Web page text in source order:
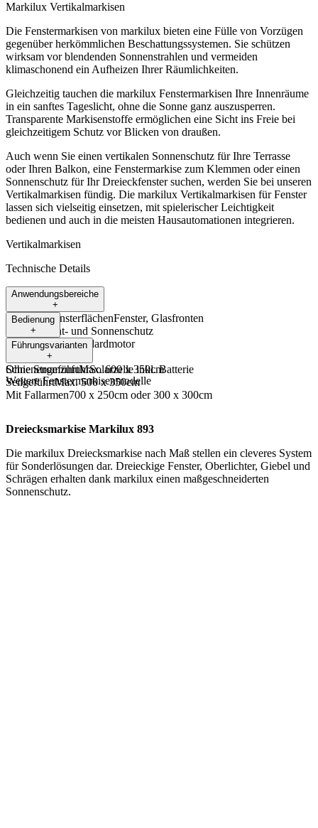
Markilux Vertikalmarkisen
Die Fenstermarkisen von markilux bieten eine Fülle von Vorzügen
gegenüber herkömmlichen Beschattungssystemen. Sie schützen
wirksam vor blendenden Sonnenstrahlen und vermeiden
klimaschonend ein Aufheizen Ihrer Räumlichkeiten.
Gleichzeitig tauchen die markilux Fenstermarkisen Ihre Innenräume
in ein sanftes Tageslicht, ohne die Sonne ganz auszusperren.
Transparente Markisenstoffe ermöglichen eine Sicht ins Freie bei
gleichzeitigem Schutz vor Blicken von draußen.
Auch wenn Sie einen vertikalen Sonnenschutz für Ihre Terrasse
oder Ihren Balkon, eine Fenstermarkise zum Klemmen oder einen
Sonnenschutz für Ihr Dreieckfenster suchen, werden Sie bei unseren
Vertikalmarkisen fündig. Die markilux Vertikalmarkisen für Fenster
lassen sich vielseitig einsetzen, mit spielerischer Leichtigkeit
bedienen und auch in die meisten Hausautomationen integrieren.
Vertikalmarkisen
Technische Details
Anwendungsbereiche
+
Vertikale FensterflächenFenster, Glasfronten
Loggias
Sicht- und Sonnenschutz
Windschutz
Bedienung
+
MotorisierungStandardmotor
Funkmotor
Ohne StromzufuhrSolarzelle inkl. Batterie
Führungsvarianten
+
SchienengeführtMax. 600 x 350cm
SeilgeführtMax. 500 x 350cm
Mit Fallarmen700 x 250cm oder 300 x 300cm
Weitere Fenstermarkisenmodelle
Dreiecksmarkise Markilux 893
Die markilux Dreiecksmarkise nach Maß stellen ein cleveres System
für Sonderlösungen dar. Dreieckige Fenster, Oberlichter, Giebel und
Schrägen erhalten dank markilux einen maßgeschneiderten
Sonnenschutz.